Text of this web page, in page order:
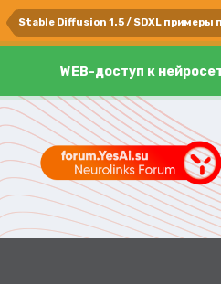
Stable Diffusion 1.5 / SDXL примеры
WEB-доступ к